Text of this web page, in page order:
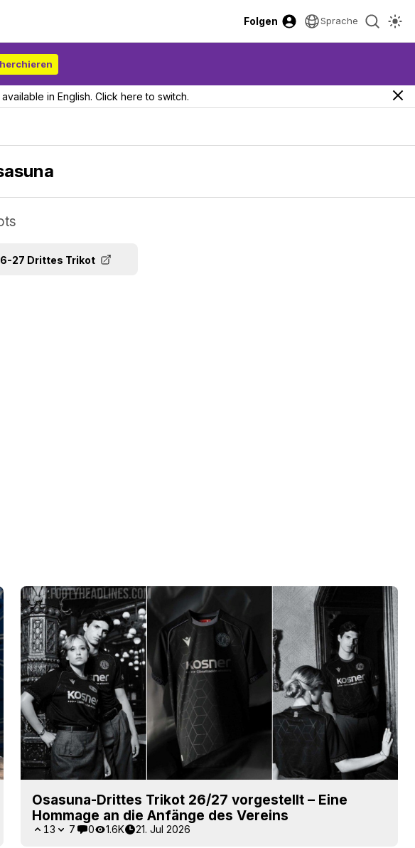
Folgen Sprache
in English. Click here to switch.
27 Drittes Trikot
Osasuna-Drittes Trikot 26/27 vorgestellt – Eine
Hommage an die Anfänge des Vereins
13 7 0 1.6K 21. Jul 2026